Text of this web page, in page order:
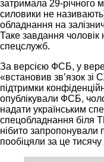
затримала 29-річного
силовики не
обладнання на
Таке завдання чоловік
спецслужб.
За версією ФСБ, у
«встановив зв’язок
підтримки
опублікували ФСБ,
надати українським
спецобладнання біля
нібито запропонували
пообіцяли за це тисячу